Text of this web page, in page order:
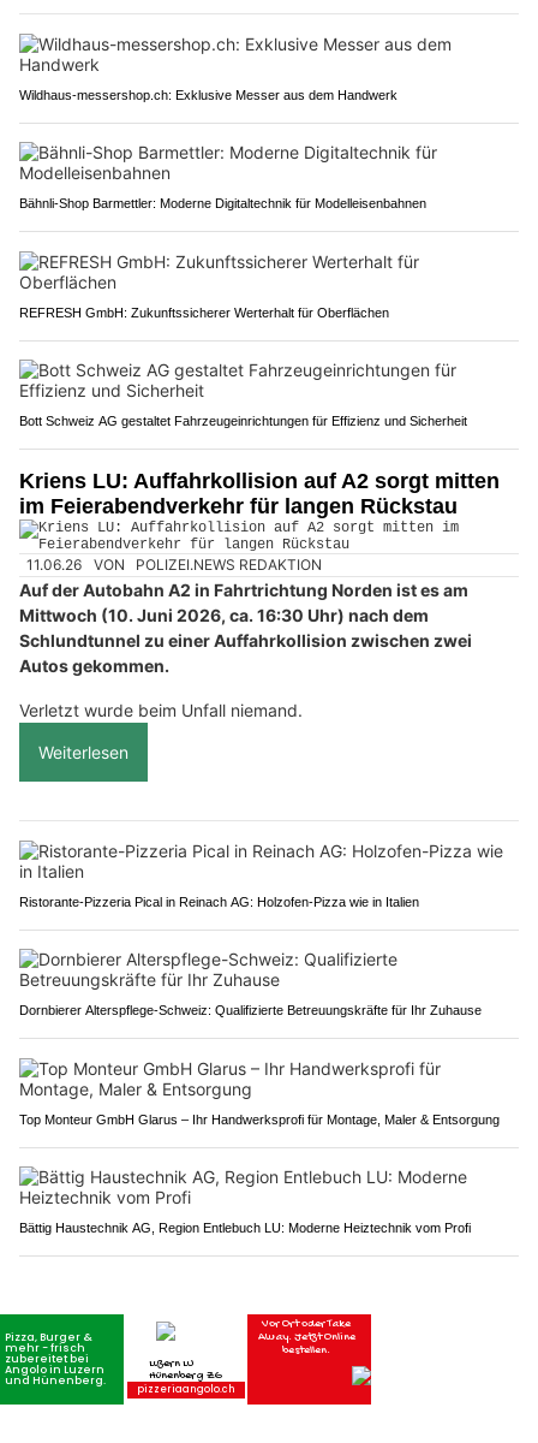
Wildhaus-messershop.ch: Exklusive Messer aus dem Handwerk
Bähnli-Shop Barmettler: Moderne Digitaltechnik für Modelleisenbahnen
REFRESH GmbH: Zukunftssicherer Werterhalt für Oberflächen
Bott Schweiz AG gestaltet Fahrzeugeinrichtungen für Effizienz und Sicherheit
Kriens LU: Auffahrkollision auf A2 sorgt mitten
im Feierabendverkehr für langen Rückstau
11.06.26 VON POLIZEI.NEWS REDAKTION
Auf der Autobahn A2 in Fahrtrichtung Norden ist es am
Mittwoch (10. Juni 2026, ca. 16:30 Uhr) nach dem
Schlundtunnel zu einer Auffahrkollision zwischen zwei
Autos gekommen.
Verletzt wurde beim Unfall niemand.
Weiterlesen
Ristorante-Pizzeria Pical in Reinach AG: Holzofen-Pizza wie in Italien
Dornbierer Alterspflege-Schweiz: Qualifizierte Betreuungskräfte für Ihr Zuhause
Top Monteur GmbH Glarus – Ihr Handwerksprofi für Montage, Maler & Entsorgung
Bättig Haustechnik AG, Region Entlebuch LU: Moderne Heiztechnik vom Profi
PUBLIREPORTAGEN